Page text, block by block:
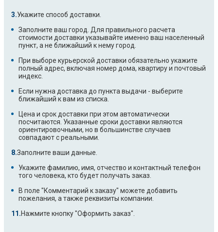
Укажите способ доставки.
Заполните ваш город. Для правильного расчета
стоимости доставки указывайте именно ваш населенный
пункт, а не ближайший к нему город.
При выборе курьерской доставки обязательно укажите
полный адрес, включая номер дома, квартиру и почтовый
индекс.
Если нужна доставка до пункта выдачи - выберите
ближайший к вам из списка.
Цена и срок доставки при этом автоматически
посчитаются. Указанные сроки доставки являются
ориентировочными, но в большинстве случаев
совпадают с реальными.
Заполните ваши данные.
Укажите фамилию, имя, отчество и контактный телефон
того человека, кто будет получать заказ.
В поле "Комментарий к заказу" можете добавить
пожелания, а также реквизиты компании.
Нажмите кнопку "Оформить заказ".